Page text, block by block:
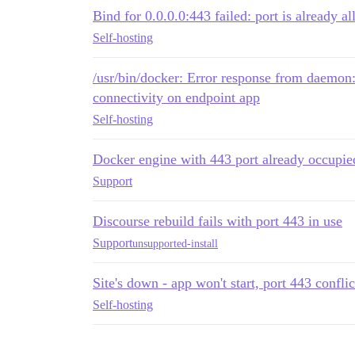
Bind for 0.0.0.0:443 failed: port is already
Self-hosting
/usr/bin/docker: Error response from
connectivity on endpoint app
Self-hosting
Docker engine with 443 port already
Support
Discourse rebuild fails with port 443 in use
Supportunsupported-install
Site's down - app won't start, port 443
Self-hosting